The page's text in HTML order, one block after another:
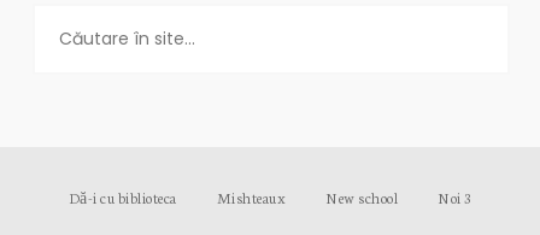
Dă-i cu biblioteca Mishteaux New school Noi 3